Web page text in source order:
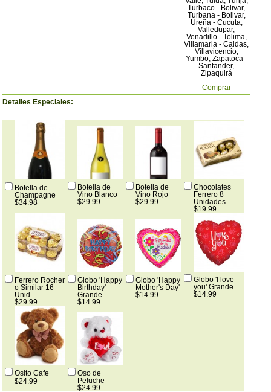
Turbaco - Bolivar,
Turbana - Bolivar,
Ureña - Cucuta,
Valledupar,
Venadillo - Tolima,
Villamaria - Caldas,
Villavicencio,
Yumbo, Zapatoca -
Santander,
Zipaquirá
Comprar
Detalles Especiales:
Botella de
Champagne
$34.98
Botella de
Vino Blanco
$29.99
Botella de
Vino Rojo
$29.99
Chocolates
Ferrero 8
Unidades
$19.99
Ferrero Rocher
o Similar 16
Unid
$29.99
Globo 'Happy
Birthday'
Grande
$14.99
Globo 'Happy
Mother's Day'
$14.99
Globo 'I love
you' Grande
$14.99
Osito Cafe
$24.99
Oso de
Peluche
$24.99